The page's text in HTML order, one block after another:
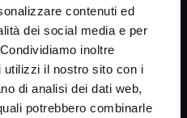
contenuti ed
dei social media e per
inoltre
utilizzi il nostro sito con i
di analisi dei dati web,
potrebbero combinarle